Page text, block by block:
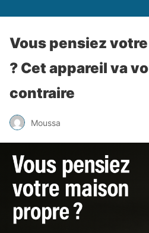
Vous pensiez
? Cet appareil va
contraire
Moussa